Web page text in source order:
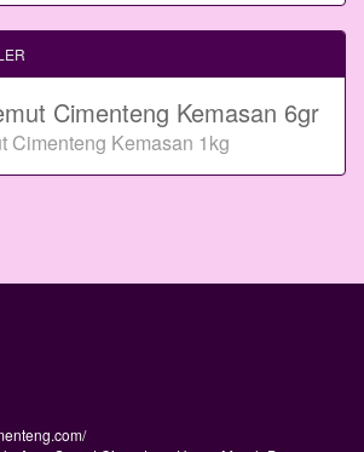
Cimenteng Kemasan 6gr
Cimenteng Kemasan 1kg